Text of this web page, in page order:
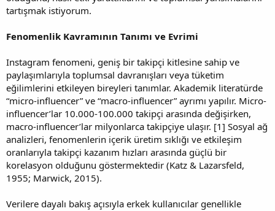
tartışmak istiyorum.
Fenomenlik Kavramının Tanımı ve Evrimi
Instagram fenomeni, geniş bir takipçi kitlesine sahip ve
paylaşımlarıyla toplumsal davranışları veya tüketim
eğilimlerini etkileyen bireyleri tanımlar. Akademik literatürde
“micro-influencer” ve “macro-influencer” ayrımı yapılır. Micro-
influencer’lar 10.000-100.000 takipçi arasında değişirken,
macro-influencer’lar milyonlarca takipçiye ulaşır. [1] Sosyal ağ
analizleri, fenomenlerin içerik üretim sıklığı ve etkileşim
oranlarıyla takipçi kazanım hızları arasında güçlü bir
korelasyon olduğunu göstermektedir (Katz & Lazarsfeld,
1955; Marwick, 2015).
Verilere dayalı bakış açısıyla erkek kullanıcılar genellikle